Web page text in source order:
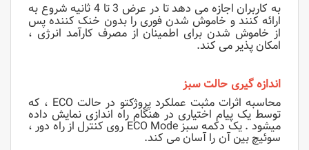
به کاربران اجازه می دهد تا در عرض 3 تا 4 ثانیه شروع به
ارائه کنند و خاموش شدن فوری را بدون خنک کننده پس
از خاموش شدن برای اطمینان از مصرف کارآمد انرژی ،
امکان پذیر می کند.
اندازه گیری حالت سبز
محاسبه اثرات مثبت عملکرد پروژکتو در حالت ECO ، که
توسط یک پیام اختیاری در هنگام راه اندازی نمایش داده
میشود . یک دکمه سبز ECO Mode روی کنترل از راه دور ،
سوئیچ بین آن را آسان می کند.